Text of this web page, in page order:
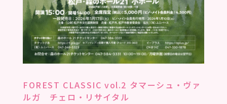
FOREST CLASSIC vol.2 タマーシュ・ヴァ
ルガ チェロ・リサイタル